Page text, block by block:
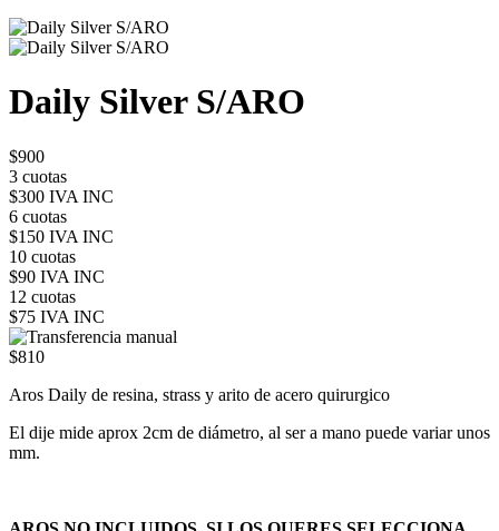
Daily Silver S/ARO
$900
3 cuotas
$300 IVA INC
6 cuotas
$150 IVA INC
10 cuotas
$90 IVA INC
12 cuotas
$75 IVA INC
$810
Aros Daily de resina, strass y arito de acero quirurgico
El dije mide aprox 2cm de diámetro, al ser a mano puede variar unos
mm.